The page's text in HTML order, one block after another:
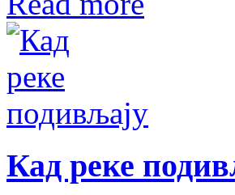
Кад реке